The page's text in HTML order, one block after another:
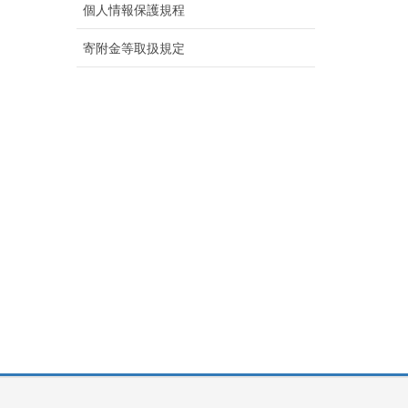
個人情報保護規程
寄附金等取扱規定